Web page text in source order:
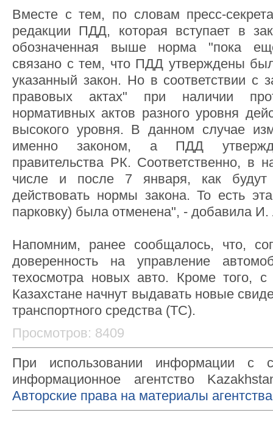
Вместе с тем, по словам пресс-
редакции ПДД, которая вступает в
обозначенная выше норма "пока
связано с тем, что ПДД утверждены
указанный закон. Но в соответствии с
правовых актах" при наличии
нормативных актов разного уровня
высокого уровня. В данном случае
именно законом, а ПДД
правительства РК. Соответственно, в
числе и после 7 января, как
действовать нормы закона. То есть
парковку) была отменена", - добавила И.
Напомним, ранее сообщалось, что,
доверенность на управление
техосмотра новых авто. Кроме того,
Казахстане начнут выдавать новые
транспортного средства (ТС).
Просмотров: 8409
При использовании информации с
информационное агентство
Авторские права на материалы